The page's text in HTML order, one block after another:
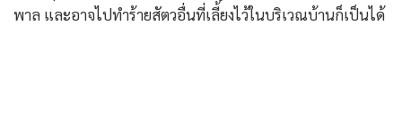
พาล และอาจไปทำร้ายสัตวอื่นที่เลี้ยงไว้ในบริเวณบ้านก็เป็นได้